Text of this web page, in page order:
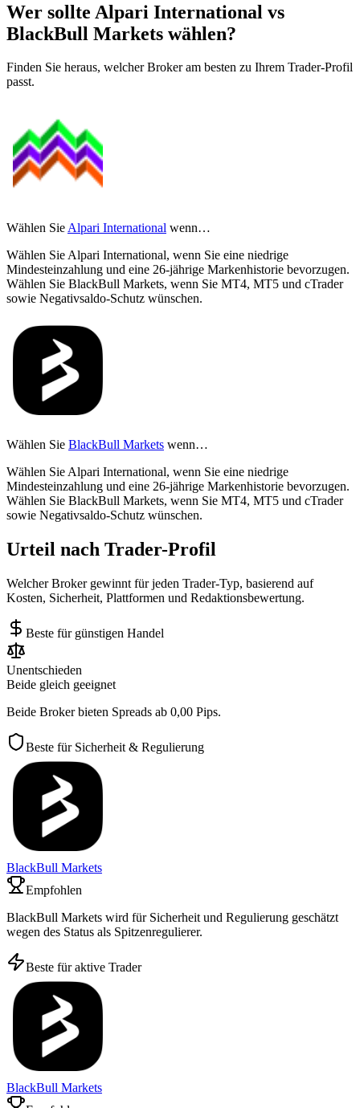
Wer sollte Alpari International vs
BlackBull Markets wählen?
Finden Sie heraus, welcher Broker am besten zu Ihrem Trader-Profil
passt.
Wählen SieAlpari International wenn…
Wählen Sie Alpari International, wenn Sie eine niedrige
Mindesteinzahlung und eine 26-jährige Markenhistorie bevorzugen.
Wählen Sie BlackBull Markets, wenn Sie MT4, MT5 und cTrader
sowie Negativsaldo-Schutz wünschen.
Wählen Sie BlackBull Markets wenn…
Wählen Sie Alpari International, wenn Sie eine niedrige
Mindesteinzahlung und eine 26-jährige Markenhistorie bevorzugen.
Wählen Sie BlackBull Markets, wenn Sie MT4, MT5 und cTrader
sowie Negativsaldo-Schutz wünschen.
Urteil nach Trader-Profil
Welcher Broker gewinnt für jeden Trader-Typ, basierend auf
Kosten, Sicherheit, Plattformen und Redaktionsbewertung.
Beste für günstigen Handel
Unentschieden
Beide gleich geeignet
Beide Broker bieten Spreads ab 0,00 Pips.
Beste für Sicherheit & Regulierung
BlackBull Markets
Empfohlen
BlackBull Markets wird für Sicherheit und Regulierung geschätzt
wegen des Status als Spitzenregulierer.
Beste für aktive Trader
BlackBull Markets